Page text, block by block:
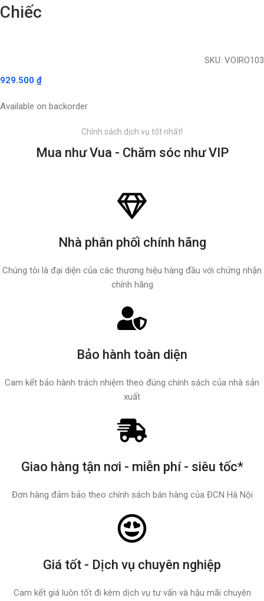
Chiếc
SKU: VOIRO103
929.500₫
Available on backorder
Chính sách dịch vụ tốt nhất!
Mua như Vua - Chăm sóc như VIP
Nhà phân phối chính hãng
Chúng tôi là đại diện của các thương hiệu hàng đầu với chứng nhận
chính hãng
Bảo hành toàn diện
Cam kết bảo hành trách nhiệm theo đúng chính sách của nhà sản
xuất
Giao hàng tận nơi - miễn phí - siêu tốc*
Đơn hàng đảm bảo theo chính sách bán hàng của ĐCN Hà Nội
Giá tốt - Dịch vụ chuyên nghiệp
Cam kết giá luôn tốt đi kèm dịch vụ tư vấn và hậu mãi chuyên